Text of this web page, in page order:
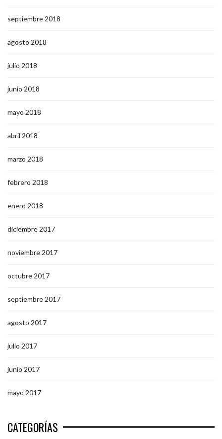
septiembre 2018
agosto 2018
julio 2018
junio 2018
mayo 2018
abril 2018
marzo 2018
febrero 2018
enero 2018
diciembre 2017
noviembre 2017
octubre 2017
septiembre 2017
agosto 2017
julio 2017
junio 2017
mayo 2017
CATEGORÍAS